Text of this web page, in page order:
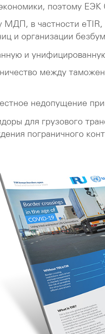
поэтому
МДП, в частности
и организации
и
между
недопущение
для грузового
пограничного